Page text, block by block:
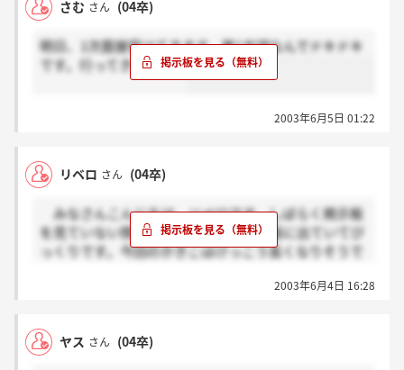
内定おめでとうございます。GEで働けるなんていいな
こい。
さむ さん (04卒)
明日、1次面接受けてきます。第1志望なんでドキドキ
です。行ってきまーす。
2003年6月5日 01:22
リベロ さん (04卒)
みなさんこんにちは。リベロです。しばらく掲示板
を見ていない間にたくさんの人が掲示板に出ていてび
っくりです。今回のかきこはけっこう長くなりそうで
それではさっそくですが、みなさんの質問にお答え
場合は、1次も2次も1対1でした。みなさんも一緒だと
思います。対話形式で時間としては30分くらいかな
2003年6月4日 16:28
ヤス さん (04卒)